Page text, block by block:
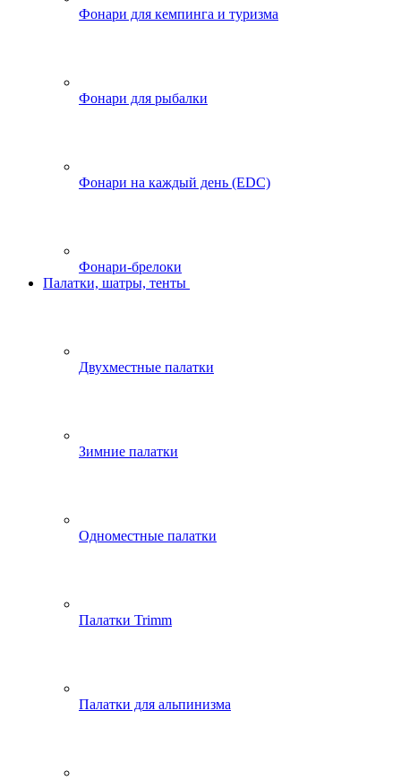
Фонари для кемпинга и туризма
Фонари для рыбалки
Фонари на каждый день (EDC)
Фонари-брелоки
Палатки, шатры, тенты
Двухместные палатки
Зимние палатки
Одноместные палатки
Палатки Trimm
Палатки для альпинизма